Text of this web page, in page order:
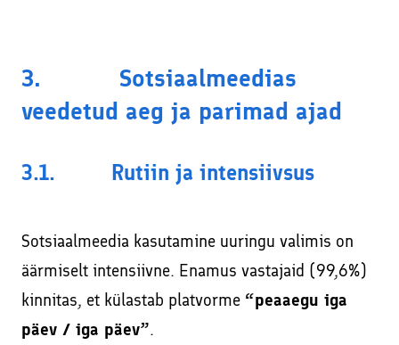
3. Sotsiaalmeedias
veedetud aeg ja parimad ajad
3.1. Rutiin ja intensiivsus
Sotsiaalmeedia kasutamine uuringu valimis on
äärmiselt intensiivne. Enamus vastajaid (99,6%)
kinnitas, et külastab platvorme “peaaegu iga
päev / iga päev”.